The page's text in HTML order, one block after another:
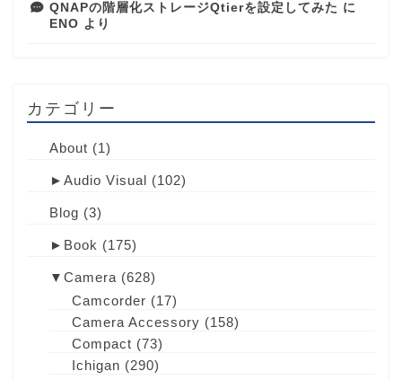
QNAPの階層化ストレージQtierを設定してみた に
ENO より
カテゴリー
About (1)
► Audio Visual (102)
Blog (3)
► Book (175)
▼ Camera (628)
Camcorder (17)
Camera Accessory (158)
Compact (73)
Ichigan (290)